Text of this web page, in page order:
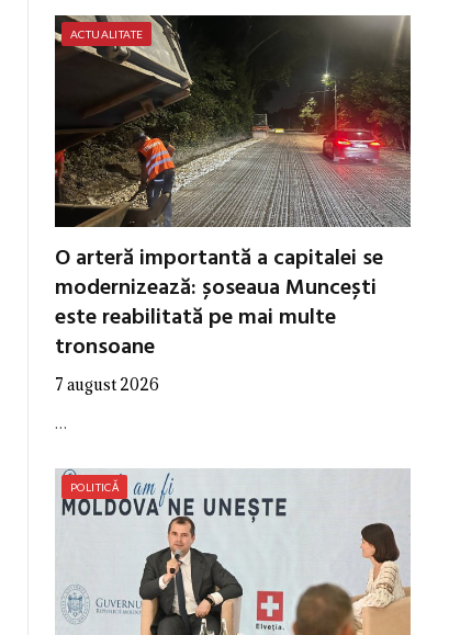
ACTUALITATE
O arteră importantă a capitalei se
modernizează: șoseaua Muncești
este reabilitată pe mai multe
tronsoane
7 august 2026
…
POLITICĂ